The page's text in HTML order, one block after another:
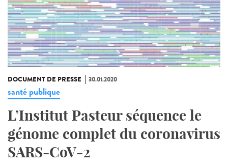
DOCUMENT DE PRESSE 30.01.2020
santé publique
L’Institut Pasteur séquence le
génome complet du coronavirus
SARS-CoV-2